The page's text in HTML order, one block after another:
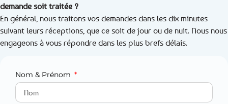
demande soit traitée ?
En général, nous traitons vos demandes dans les dix minutes
suivant leurs réceptions, que ce soit de jour ou de nuit. Nous nous
engageons à vous répondre dans les plus brefs délais.
Nom & Prénom